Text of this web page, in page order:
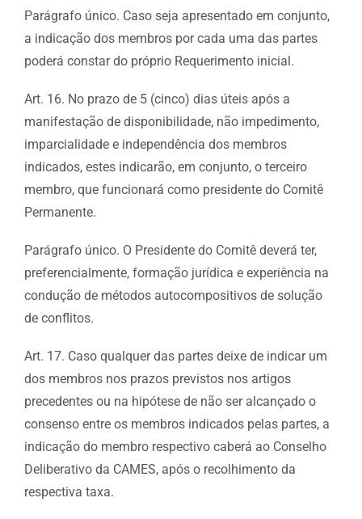
Parágrafo único. Caso seja apresentado em conjunto,
a indicação dos membros por cada uma das partes
poderá constar do próprio Requerimento inicial.
Art. 16. No prazo de 5 (cinco) dias úteis após a
manifestação de disponibilidade, não impedimento,
imparcialidade e independência dos membros
indicados, estes indicarão, em conjunto, o terceiro
membro, que funcionará como presidente do Comitê
Permanente.
Parágrafo único. O Presidente do Comitê deverá ter,
preferencialmente, formação jurídica e experiência na
condução de métodos autocompositivos de solução
de conflitos.
Art. 17. Caso qualquer das partes deixe de indicar um
dos membros nos prazos previstos nos artigos
precedentes ou na hipótese de não ser alcançado o
consenso entre os membros indicados pelas partes, a
indicação do membro respectivo caberá ao Conselho
Deliberativo da CAMES, após o recolhimento da
respectiva taxa.